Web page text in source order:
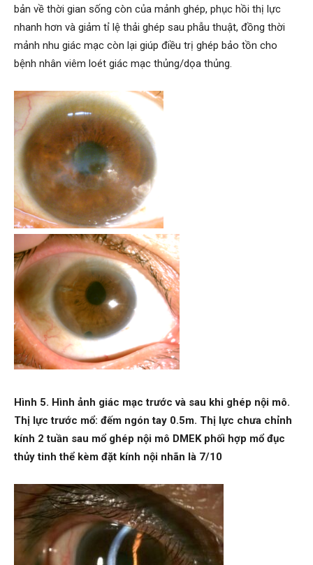
bản về thời gian sống còn của mảnh ghép, phục hồi thị lực
nhanh hơn và giảm tỉ lệ thải ghép sau phẫu thuật, đồng thời
mảnh nhu giác mạc còn lại giúp điều trị ghép bảo tồn cho
bệnh nhân viêm loét giác mạc thủng/dọa thủng.
Hình 5. Hình ảnh giác mạc trước và sau khi ghép nội mô.
Thị lực trước mổ: đếm ngón tay 0.5m. Thị lực chưa chỉnh
kính 2 tuần sau mổ ghép nội mô DMEK phối hợp mổ đục
thủy tinh thể kèm đặt kính nội nhãn là 7/10